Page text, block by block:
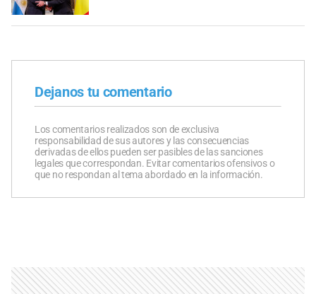
Dejanos tu comentario
Los comentarios realizados son de exclusiva
responsabilidad de sus autores y las consecuencias
derivadas de ellos pueden ser pasibles de las sanciones
legales que correspondan. Evitar comentarios ofensivos o
que no respondan al tema abordado en la información.